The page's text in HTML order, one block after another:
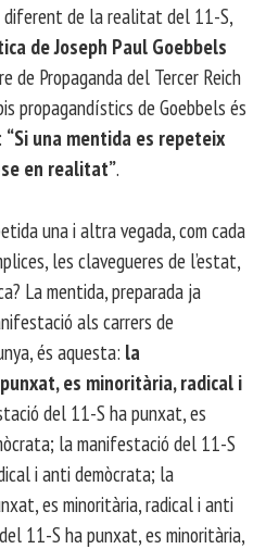
diferent de la realitat del 11-S,
de Joseph Paul Goebbels
Propaganda del Tercer Reich
propagandístics de Goebbels és
“Si una mentida es repeteix
en realitat”.
una i altra vegada, com cada
les clavegueres de l’estat,
La mentida, preparada ja
als carrers de
és aquesta: la
es minoritària, radical i
del 11-S ha punxat, es
la manifestació del 11-S
i anti demòcrata; la
es minoritària, radical i anti
11-S ha punxat, es minoritària,